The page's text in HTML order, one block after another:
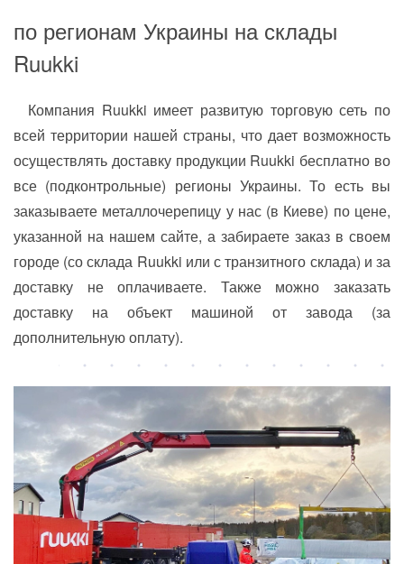
по регионам Украины на склады
Ruukki
Компания Ruukki имеет развитую торговую сеть по
всей территории нашей страны, что дает возможность
осуществлять доставку продукции Ruukki бесплатно во
все (подконтрольные) регионы Украины. То есть вы
заказываете металлочерепицу у нас (в Киеве) по цене,
указанной на нашем сайте, а забираете заказ в своем
городе (со склада Ruukki или с транзитного склада) и за
доставку не оплачиваете. Также можно заказать
доставку на объект машиной от завода (за
дополнительную оплату).